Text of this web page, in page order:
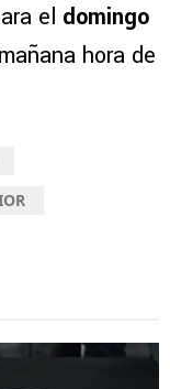
el domingo
hora de